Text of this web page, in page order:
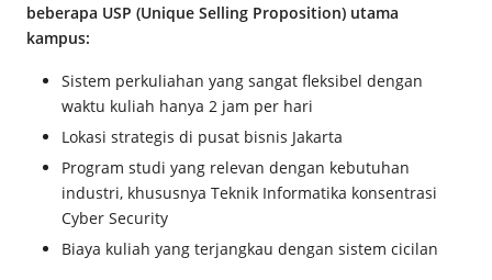
beberapa USP (Unique Selling Proposition) utama
kampus:
Sistem perkuliahan yang sangat fleksibel dengan
waktu kuliah hanya 2 jam per hari
Lokasi strategis di pusat bisnis Jakarta
Program studi yang relevan dengan kebutuhan
industri, khususnya Teknik Informatika konsentrasi
Cyber Security
Biaya kuliah yang terjangkau dengan sistem cicilan